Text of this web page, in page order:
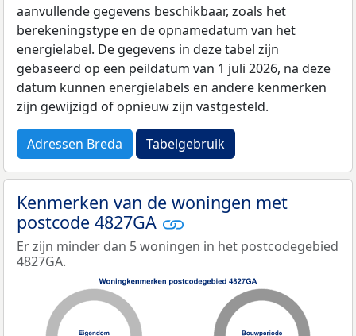
aanvullende gegevens beschikbaar, zoals het
berekeningstype en de opnamedatum van het
energielabel. De gegevens in deze tabel zijn
gebaseerd op een peildatum van 1 juli 2026, na deze
datum kunnen energielabels en andere kenmerken
zijn gewijzigd of opnieuw zijn vastgesteld.
Adressen Breda Tabelgebruik
Kenmerken van de woningen met
postcode 4827GA
Er zijn minder dan 5 woningen in het postcodegebied
4827GA.